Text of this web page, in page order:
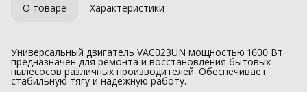
О товаре Характеристики
Универсальный двигатель VAC023UN мощностью 1600 Вт
предназначен для ремонта и восстановления бытовых
пылесосов различных производителей. Обеспечивает
стабильную тягу и надёжную работу.